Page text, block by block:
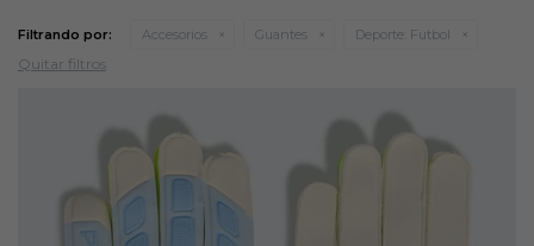
Filtrando por: Accesorios Guantes Deporte: Futbol
Quitar filtros